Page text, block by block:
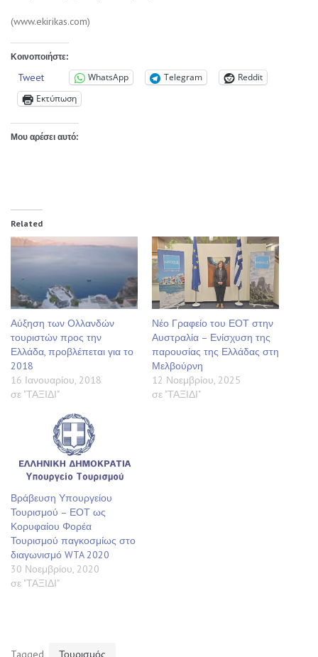
(www.ekirikas.com)
Κοινοποιήστε:
Tweet WhatsApp Telegram
Reddit
Εκτύπωση
Μου αρέσει αυτό:
Related
Αύξηση των Ολλανδών
τουριστών προς την
Ελλάδα, προβλέπεται για το
2018
16 Ιανουαρίου, 2018
σε "ΤΑΞΙΔΙ"
Νέο Γραφείο του ΕΟΤ στην
Αυστραλία – Ενίσχυση της
παρουσίας της Ελλάδας στη
Μελβούρνη
12 Νοεμβρίου, 2025
σε "ΤΑΞΙΔΙ"
Βράβευση Υπουργείου
Τουρισμού – ΕΟΤ ως
Κορυφαίου Φορέα
Τουρισμού παγκοσμίως στο
διαγωνισμό WTA 2020
30 Νοεμβρίου, 2020
σε "ΤΑΞΙΔΙ"
Tagged Τουρισμός